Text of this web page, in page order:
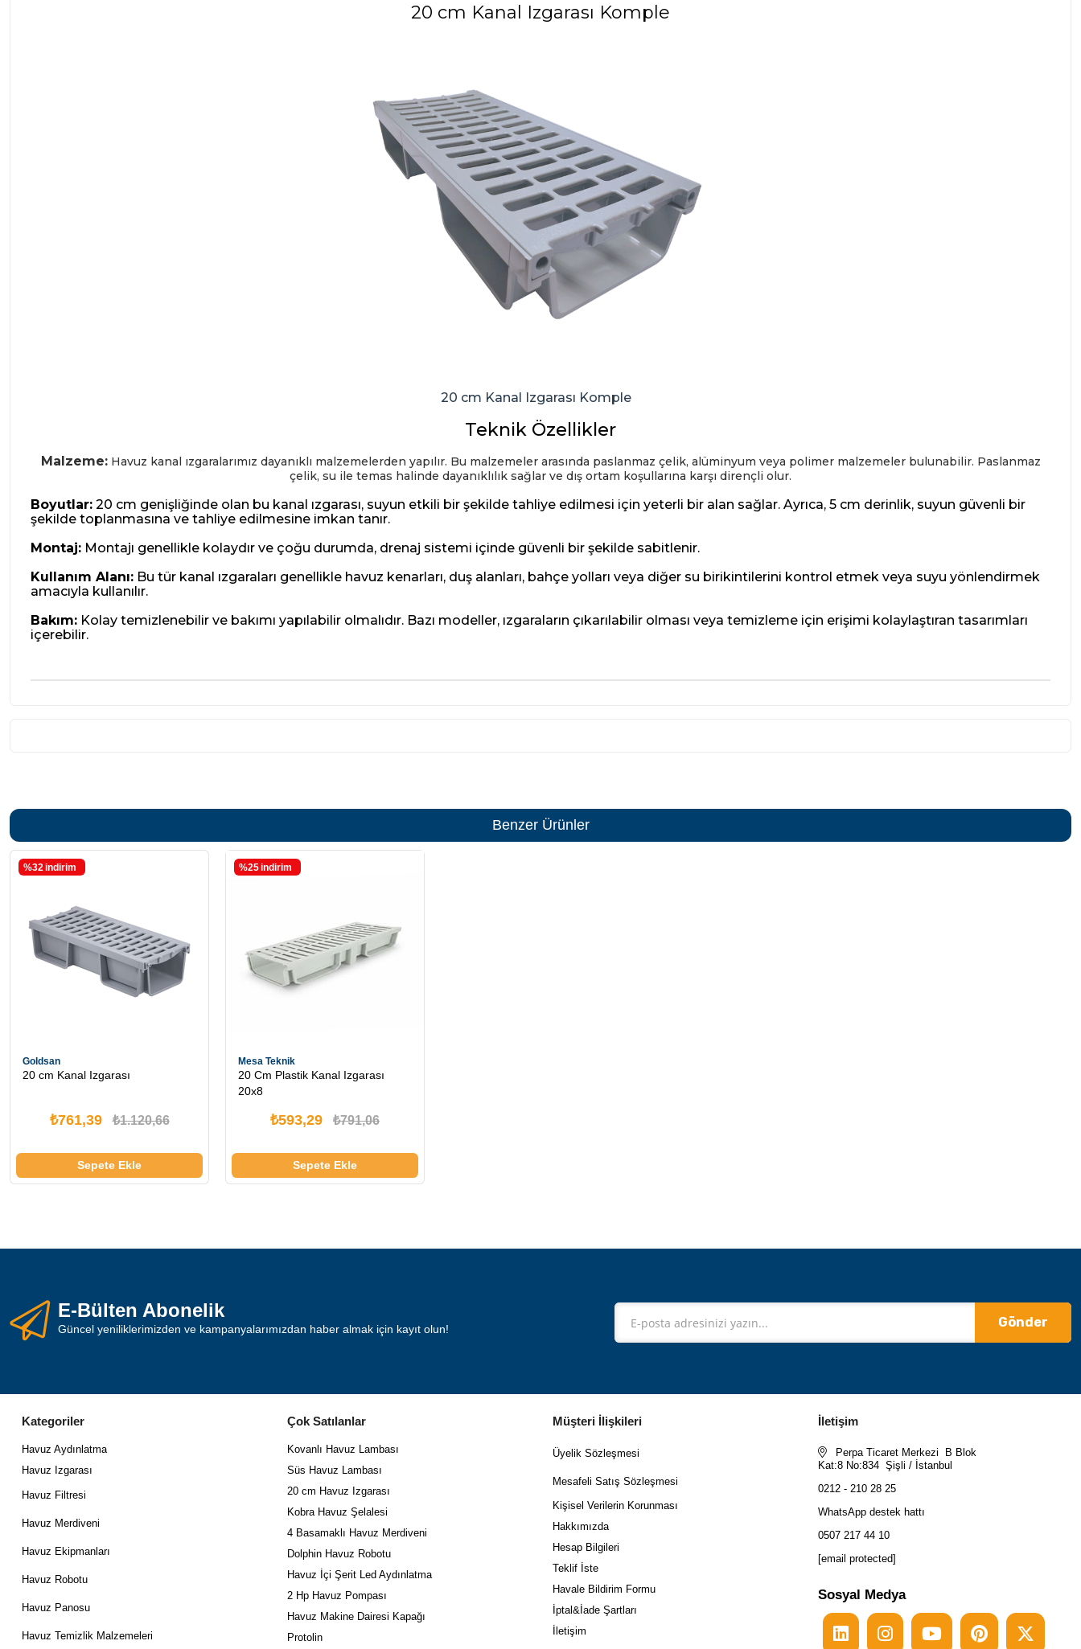
20 cm Kanal Izgarası Komple
20 cm Kanal Izgarası Komple
Teknik Özellikler
Malzeme:Havuz kanal ızgaralarımız dayanıklı malzemelerden yapılır. Bu malzemeler arasında paslanmaz çelik, alüminyum veya polimer malzemeler bulunabilir. Paslanmaz
çelik, su ile temas halinde dayanıklılık sağlar ve dış ortam koşullarına karşı dirençli olur.
Boyutlar: 20 cm genişliğinde olan bu kanal ızgarası, suyun etkili bir şekilde tahliye edilmesi için yeterli bir alan sağlar. Ayrıca, 5 cm derinlik, suyun güvenli bir
şekilde toplanmasına ve tahliye edilmesine imkan tanır.
Montaj: Montajı genellikle kolaydır ve çoğu durumda, drenaj sistemi içinde güvenli bir şekilde sabitlenir.
Kullanım Alanı: Bu tür kanal ızgaraları genellikle havuz kenarları, duş alanları, bahçe yolları veya diğer su birikintilerini kontrol etmek veya suyu yönlendirmek
amacıyla kullanılır.
Bakım: Kolay temizlenebilir ve bakımı yapılabilir olmalıdır. Bazı modeller, ızgaraların çıkarılabilir olması veya temizleme için erişimi kolaylaştıran tasarımları
içerebilir.
Benzer Ürünler
Goldsan
20 cm Kanal Izgarası
₺761,39 ₺1.120,66
Sepete Ekle
%32 i̇ndirim
Mesa Teknik
20 Cm Plastik Kanal Izgarası
20x8
₺593,29 ₺791,06
Sepete Ekle
%25i̇ndirim
E-Bülten Abonelik
Güncel yeniliklerimizden ve kampanyalarımızdan haber almak için kayıt olun! Gönder
Kategoriler
Havuz Aydınlatma
Havuz Izgarası
Havuz Filtresi
Havuz Merdiveni
Havuz Ekipmanları
Havuz Robotu
Havuz Panosu
Havuz Temizlik Malzemeleri
Çok Satılanlar
Kovanlı Havuz Lambası
Süs Havuz Lambası
20 cm Havuz Izgarası
Kobra Havuz Şelalesi
4 Basamaklı Havuz Merdiveni
Dolphin Havuz Robotu
Havuz İçi Şerit Led Aydınlatma
2 Hp Havuz Pompası
Havuz Makine Dairesi Kapağı
Protolin
Müşteri İlişkileri
Üyelik Sözleşmesi
Mesafeli Satış Sözleşmesi
Kişisel Verilerin Korunması
Hakkımızda
Hesap Bilgileri
Teklif İste
Havale Bildirim Formu
İptal&İade Şartları
İletişim
İletişim
Perpa Ticaret Merkezi B Blok
Kat:8 No:834 Şişli / İstanbul
0212 - 210 28 25
WhatsApp destek hattı
0507 217 44 10
[email protected]
Sosyal Medya